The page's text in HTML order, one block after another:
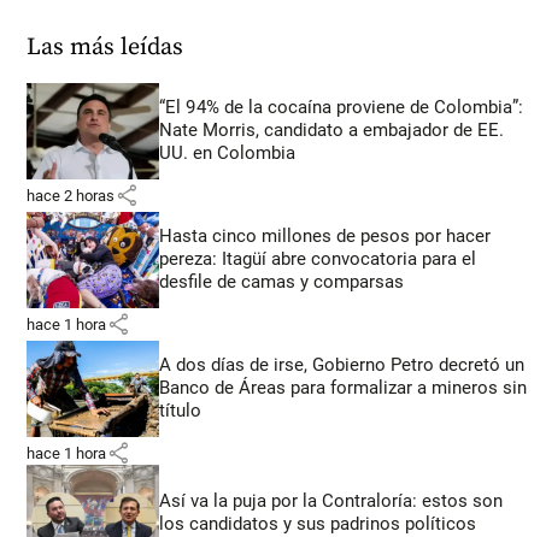
Las más leídas
“El 94% de la cocaína proviene de Colombia”:
Nate Morris, candidato a embajador de EE.
UU. en Colombia
hace 2 horas share
Hasta cinco millones de pesos por hacer
pereza: Itagüí abre convocatoria para el
desfile de camas y comparsas
hace 1 hora share
A dos días de irse, Gobierno Petro decretó un
Banco de Áreas para formalizar a mineros sin
título
hace 1 hora share
Así va la puja por la Contraloría: estos son
los candidatos y sus padrinos políticos